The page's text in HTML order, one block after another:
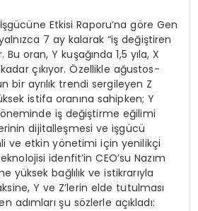
Etkisi Raporu’na göre Gen
7 ay kalarak “iş değiştiren
Bu oran, Y kuşağında 1,5 yıla, X
çıkıyor. Özellikle ağustos-
bir ayrılık trendi sergileyen Z
istifa oranına sahipken; Y
iş değiştirme eğilimi
dijitalleşmesi ve işgücü
ve etkin yönetimi için yenilikçi
idenfit’in CEO’su Nazım
yüksek bağlılık ve istikrarıyla
Y ve Z’lerin elde tutulması
adımları şu sözlerle açıkladı: